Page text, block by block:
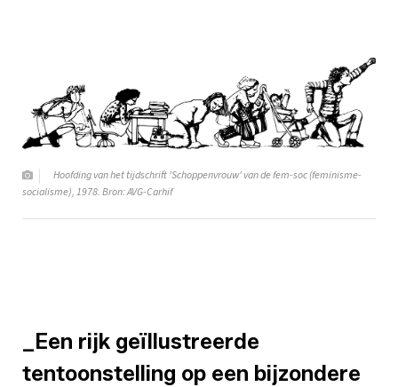
Hoofding van het tijdschrift 'Schoppenvrouw' van de fem-soc (feminisme-
socialisme), 1978. Bron: AVG-Carhif
_Een rijk geïllustreerde
tentoonstelling op een bijzondere